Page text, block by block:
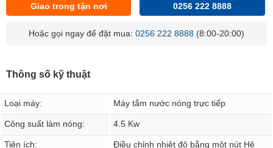
Giao trong tận nơi 0256 222 8888
Hoặc gọi ngay để đặt mua: 0256 222 8888 (8:00-20:00)
Thông số kỹ thuật
Loại máy: Máy tắm nước nóng trực tiếp
Công suất làm nóng: 4.5 Kw
Tiện ích:
Điều chỉnh nhiệt độ bằng một nút Hệ